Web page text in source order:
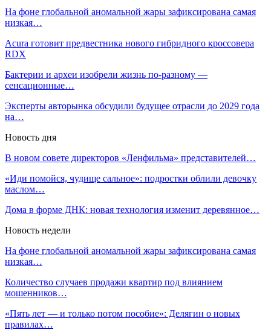
На фоне глобальной аномальной жары зафиксирована самая
низкая…
Acura готовит предвестника нового гибридного кроссовера
RDX
Бактерии и археи изобрели жизнь по-разному —
сенсационные…
Эксперты авторынка обсудили будущее отрасли до 2029 года
на…
Новость дня
В новом совете директоров «Ленфильма» представителей…
«Иди помойся, чудище сальное»: подростки облили девочку
маслом…
Дома в форме ДНК: новая технология изменит деревянное…
Новость недели
На фоне глобальной аномальной жары зафиксирована самая
низкая…
Количество случаев продажи квартир под влиянием
мошенников…
«Пять лет — и только потом пособие»: Делягин о новых
правилах…